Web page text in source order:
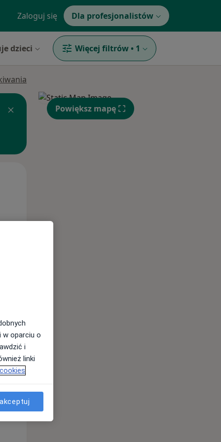
Zaloguj się Dla profesjonalistów
dzieci Więcej filtrów • 1
Wt,
11 Sie
Powiększ mapę
w oparciu o
i
linki